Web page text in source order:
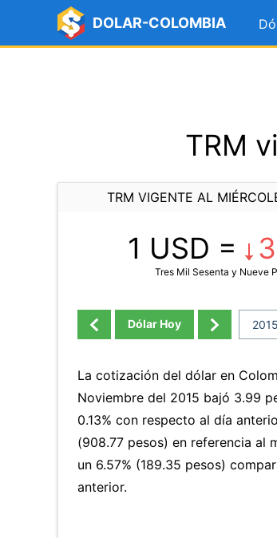
DOLAR-COLOMBIA
TRM
TRM VIGENTE AL
1 USD =
Tres Mil Sesenta y Nueve
Dólar Hoy
La cotización del dólar en
Noviembre del 2015 bajó 3.99
0.13% con respecto al día
(908.77 pesos) en referencia al
un 6.57% (189.35 pesos)
anterior.